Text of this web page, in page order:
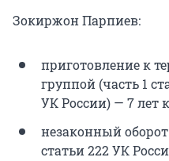
Зокиржон Парпиев:
приготовление к
группой (часть 1
УК России) — 7 лет
незаконный
статьи 222 УК